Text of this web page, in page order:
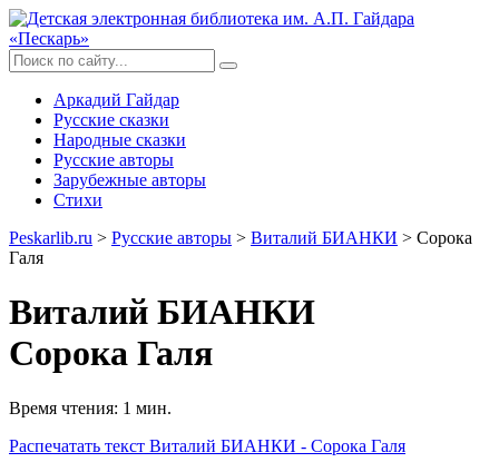
Аркадий Гайдар
Русские сказки
Народные сказки
Русские авторы
Зарубежные авторы
Стихи
Peskarlib.ru > Русские авторы > Виталий БИАНКИ > Сорока
Галя
Виталий БИАНКИ
Сорока Галя
Время чтения: 1 мин.
Распечатать текст Виталий БИАНКИ - Сорока Галя